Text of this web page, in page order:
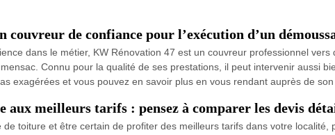
couvreur de confiance pour l’exécution d’un
dans le métier, KW Rénovation 47 est un couvreur professionnel vers
Connu pour la qualité de ses prestations, il peut intervenir aussi
exagérées et vous pouvez en savoir plus en vous rendant auprès de
aux meilleurs tarifs : pensez à comparer les devis
toiture et être certain de profiter des meilleurs tarifs dans votre